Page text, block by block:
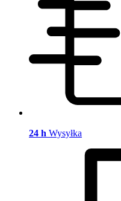
24 h Wysyłka